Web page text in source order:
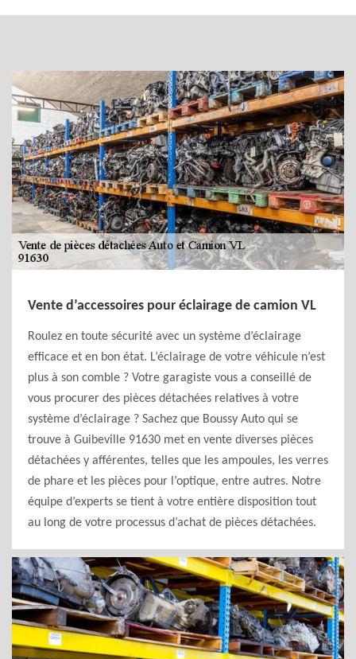
Vente d’accessoires pour éclairage de camion VL
Roulez en toute sécurité avec un système d’éclairage
efficace et en bon état. L’éclairage de votre véhicule n’est
plus à son comble ? Votre garagiste vous a conseillé de
vous procurer des pièces détachées relatives à votre
système d’éclairage ? Sachez que Boussy Auto qui se
trouve à Guibeville 91630 met en vente diverses pièces
détachées y afférentes, telles que les ampoules, les verres
de phare et les pièces pour l’optique, entre autres. Notre
équipe d’experts se tient à votre entière disposition tout
au long de votre processus d’achat de pièces détachées.